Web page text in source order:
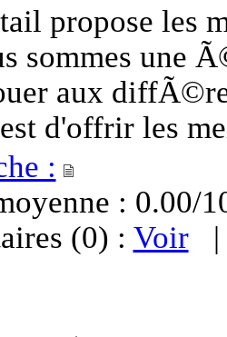
propose les
sommes une
aux
d'offrir les
:
:
(0) : Voir